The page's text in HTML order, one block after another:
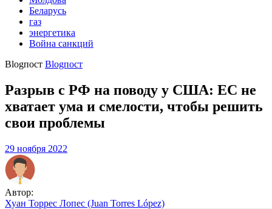
Беларусь
газ
энергетика
Война санкций
Blogпост Blogпост
Разрыв с РФ на поводу у США: ЕС не
хватает ума и смелости, чтобы решить
свои проблемы
29 ноября 2022
Автор:
Хуан Торрес Лопес (Juan Torres López)